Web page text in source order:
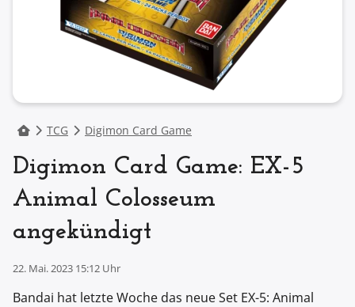
TCG Digimon Card Game
Digimon Card Game: EX-5
Animal Colosseum
angekündigt
22. Mai. 2023 15:12 Uhr
Bandai hat letzte Woche das neue Set EX-5: Animal